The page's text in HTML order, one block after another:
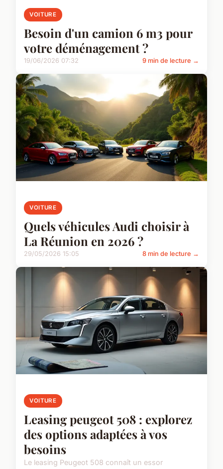
VOITURE
Besoin d'un camion 6 m3 pour
votre déménagement ?
19/06/2026 07:32 9 min de lecture →
VOITURE
Quels véhicules Audi choisir à
La Réunion en 2026 ?
29/05/2026 15:05 8 min de lecture →
VOITURE
Leasing peugeot 508 : explorez
des options adaptées à vos
besoins
Le leasing Peugeot 508 connaît un essor